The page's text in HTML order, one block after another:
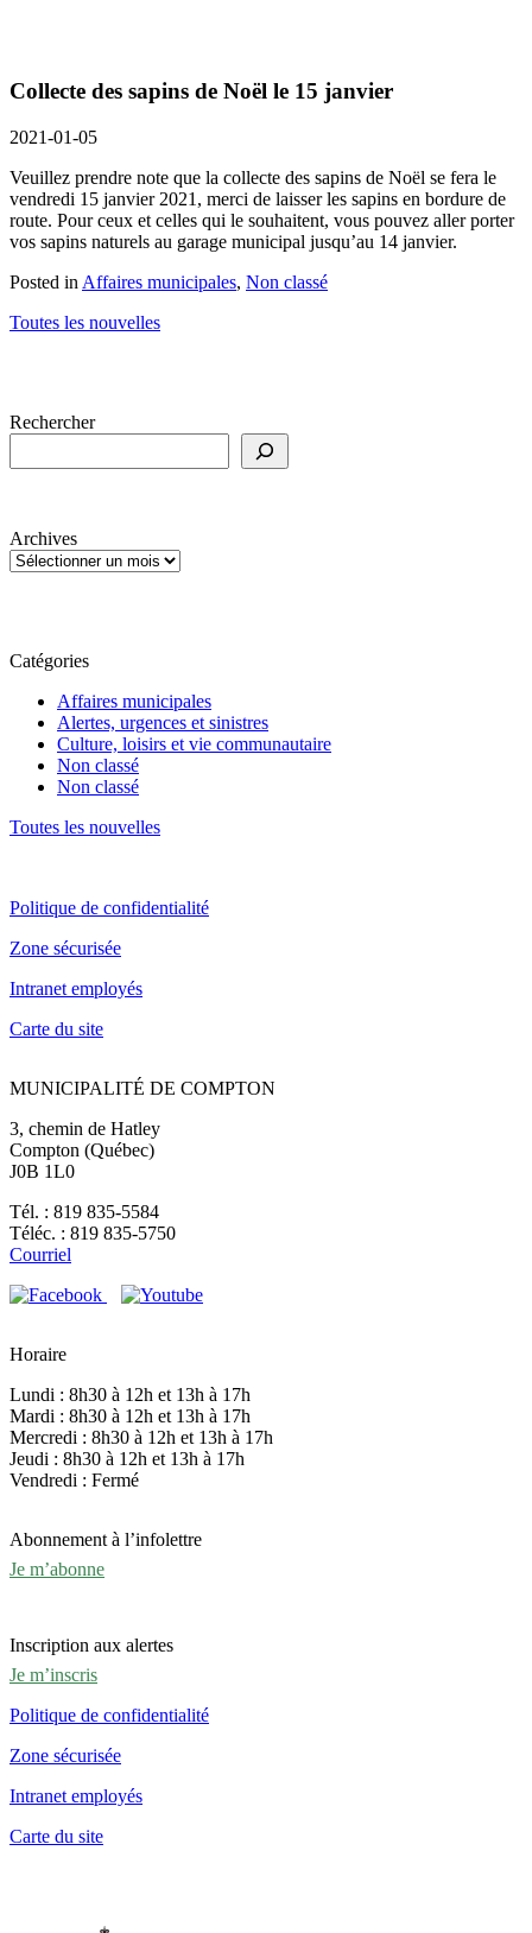
Collecte des sapins de Noël le 15 janvier
2021-01-05
Veuillez prendre note que la collecte des sapins de Noël se fera le
vendredi 15 janvier 2021, merci de laisser les sapins en bordure de
route. Pour ceux et celles qui le souhaitent, vous pouvez aller porter
vos sapins naturels au garage municipal jusqu’au 14 janvier.
Posted in Affaires municipales, Non classé
Toutes les nouvelles
Rechercher
Archives
Catégories
Affaires municipales
Alertes, urgences et sinistres
Culture, loisirs et vie communautaire
Non classé
Non classé
Toutes les nouvelles
Politique de confidentialité
Zone sécurisée
Intranet employés
Carte du site
MUNICIPALITÉ DE COMPTON
3, chemin de Hatley
Compton (Québec)
J0B 1L0
Tél. : 819 835-5584
Téléc. : 819 835-5750
Courriel
Horaire
Lundi : 8h30 à 12h et 13h à 17h
Mardi : 8h30 à 12h et 13h à 17h
Mercredi : 8h30 à 12h et 13h à 17h
Jeudi : 8h30 à 12h et 13h à 17h
Vendredi : Fermé
Abonnement à l’infolettre
Je m’abonne
Inscription aux alertes
Je m’inscris
Politique de confidentialité
Zone sécurisée
Intranet employés
Carte du site